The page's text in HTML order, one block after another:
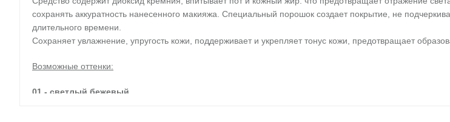
сохранять аккуратность нанесенного макияжа. Специальный порошок создает покрытие, не
длительного времени.
Сохраняет увлажнение, упругость кожи, поддерживает и укрепляет тонус кожи, предотвращает
Возможные оттенки:
01 - светлый бежевый